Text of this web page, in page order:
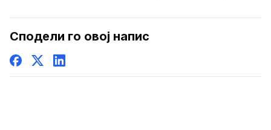
Сподели го овој напис